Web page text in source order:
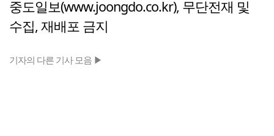
중도일보(www.joongdo.co.kr), 무단전재 및
수집, 재배포 금지
기자의 다른 기사 모음 ▶